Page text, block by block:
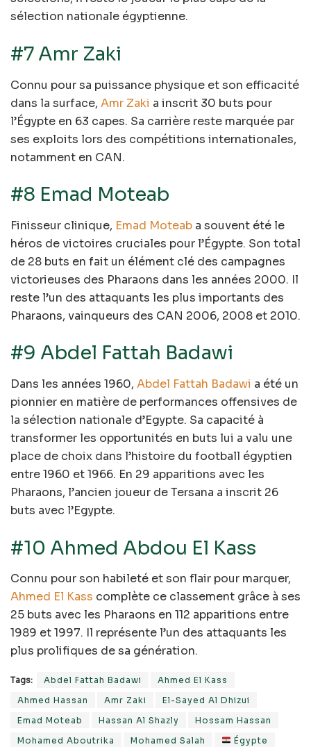
sélection nationale égyptienne.
#7 Amr Zaki
Connu pour sa puissance physique et son efficacité
dans la surface, Amr Zaki a inscrit 30 buts pour
l’Égypte en 63 capes. Sa carrière reste marquée par
ses exploits lors des compétitions internationales,
notamment en CAN.
#8 Emad Moteab
Finisseur clinique, Emad Moteab a souvent été le
héros de victoires cruciales pour l’Égypte. Son total
de 28 buts en fait un élément clé des campagnes
victorieuses des Pharaons dans les années 2000. Il
reste l’un des attaquants les plus importants des
Pharaons, vainqueurs des CAN 2006, 2008 et 2010.
#9 Abdel Fattah Badawi
Dans les années 1960, Abdel Fattah Badawi a été un
pionnier en matière de performances offensives de
la sélection nationale d’Egypte. Sa capacité à
transformer les opportunités en buts lui a valu une
place de choix dans l’histoire du football égyptien
entre 1960 et 1966. En 29 apparitions avec les
Pharaons, l’ancien joueur de Tersana a inscrit 26
buts avec l’Egypte.
#10 Ahmed Abdou El Kass
Connu pour son habileté et son flair pour marquer,
Ahmed El Kass complète ce classement grâce à ses
25 buts avec les Pharaons en 112 apparitions entre
1989 et 1997. Il représente l’un des attaquants les
plus prolifiques de sa génération.
Tags: Abdel Fattah Badawi
Ahmed El Kass
Ahmed Hassan
Amr Zaki
El-Sayed Al Dhizui
Emad Moteab
Hassan Al Shazly
Hossam Hassan
Mohamed Aboutrika
Mohamed Salah Égypte